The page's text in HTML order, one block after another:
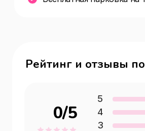
Рейтинг и отзывы
0/5
5
4
3